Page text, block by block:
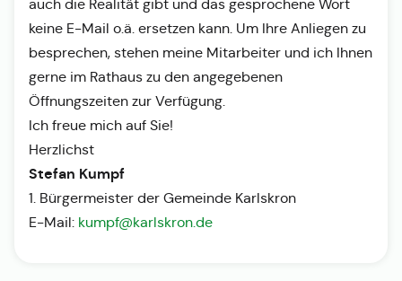
auch die Realität gibt und das gesprochene Wort
keine E-Mail o.ä. ersetzen kann. Um Ihre Anliegen zu
besprechen, stehen meine Mitarbeiter und ich Ihnen
gerne im Rathaus zu den angegebenen
Öffnungszeiten zur Verfügung.
Ich freue mich auf Sie!
Herzlichst
Stefan Kumpf
1. Bürgermeister der Gemeinde Karlskron
E-Mail: kumpf@karlskron.de